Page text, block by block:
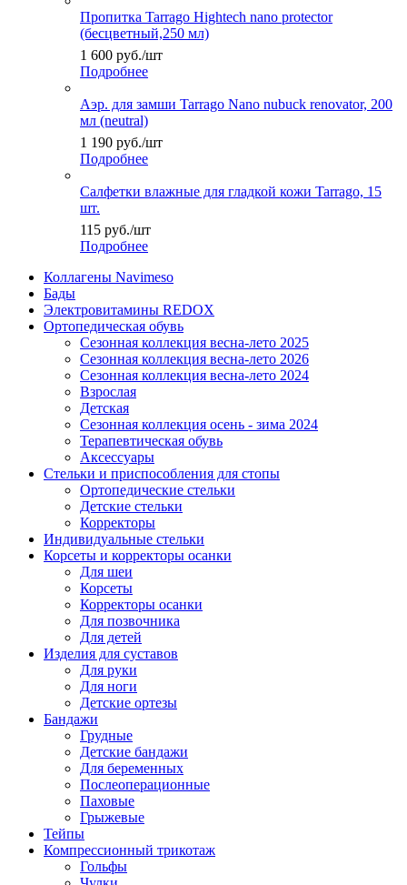
Пропитка Tarrago Hightech nano protector
(бесцветный,250 мл)
1 600 руб./шт
Подробнее
Аэр. для замши Tarrago Nano nubuck renovator, 200
мл (neutral)
1 190 руб./шт
Подробнее
Салфетки влажные для гладкой кожи Tarrago, 15
шт.
115 руб./шт
Подробнее
Коллагены Navimeso
Бады
Электровитамины REDOX
Ортопедическая обувь
Сезонная коллекция весна-лето 2025
Сезонная коллекция весна-лето 2026
Сезонная коллекция весна-лето 2024
Взрослая
Детская
Сезонная коллекция осень - зима 2024
Терапевтическая обувь
Аксессуары
Стельки и приспособления для стопы
Ортопедические стельки
Детские стельки
Корректоры
Индивидуальные стельки
Корсеты и корректоры осанки
Для шеи
Корсеты
Корректоры осанки
Для позвочника
Для детей
Изделия для суставов
Для руки
Для ноги
Детские ортезы
Бандажи
Грудные
Детские бандажи
Для беременных
Послеоперационные
Паховые
Грыжевые
Тейпы
Компрессионный трикотаж
Гольфы